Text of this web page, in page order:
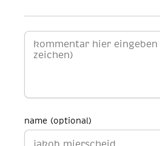
name (optional)